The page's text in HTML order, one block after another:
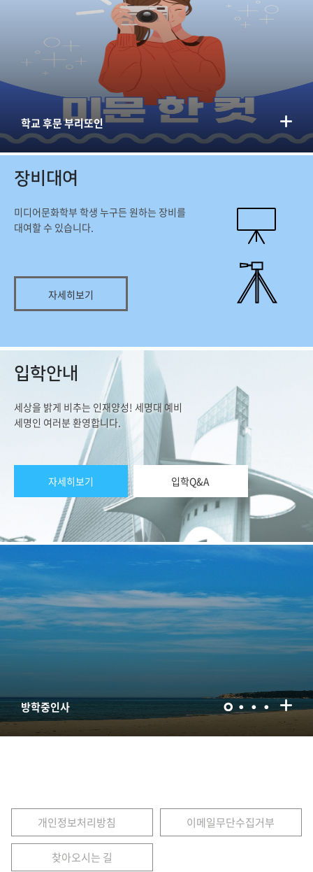
학교 후문 부리또인
장비대여
미디어문화학부 학생 누구든 원하는 장비를
대여할 수 있습니다.
자세히보기
입학안내
세상을 밝게 비추는 인재양성! 세명대 예비
세명인 여러분 환영합니다.
자세히보기 입학Q&A
방학중인사
개인정보처리방침 이메일무단수집거부
찾아오시는 길